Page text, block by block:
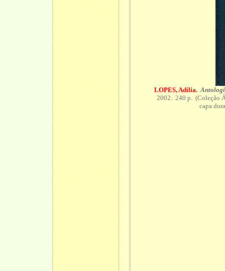
LOPES, Adília.
2002. 240 p. (Coleção
capa